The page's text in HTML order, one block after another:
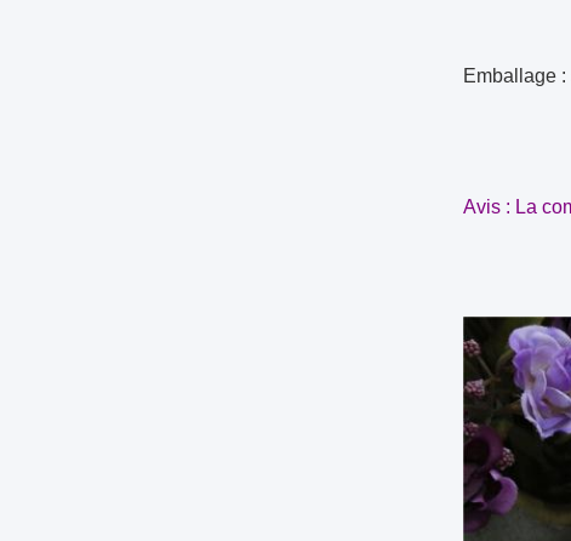
Emballage
Avis : La